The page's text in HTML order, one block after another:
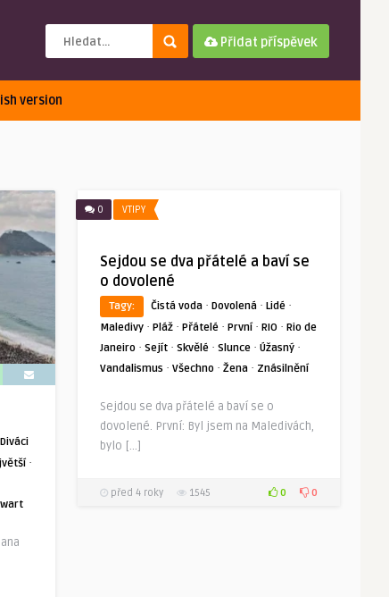
Přidat příspěvek
version
Diváci
·
0 VTIPY
Sejdou se dva přátelé a baví se
o dovolené
Tagy: Čistá voda · Dovolená · Lidé ·
Maledivy · Pláž · Přátelé · První· RIO · Rio de
Janeiro · Sejít · Skvělé · Slunce · Úžasný ·
Vandalismus · Všechno · Žena · Znásilnění
Sejdou se dva přátelé a baví se o
dovolené. První: Byl jsem na Maledivách,
bylo […]
před 4 roky 1545 0 0